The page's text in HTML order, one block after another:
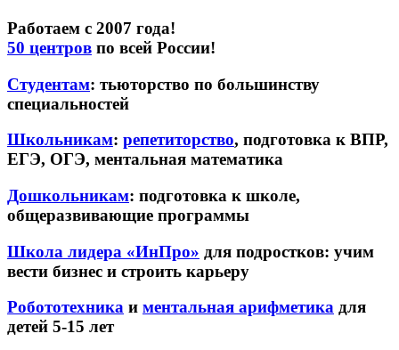
Работаем с 2007 года!
50 центров по всей России!
Студентам: тьюторство по большинству
специальностей
Школьникам: репетиторство, подготовка к ВПР,
ЕГЭ, ОГЭ, ментальная математика
Дошкольникам: подготовка к школе,
общеразвивающие программы
Школа лидера «ИнПро» для подростков: учим
вести бизнес и строить карьеру
Робототехника и ментальная арифметика для
детей 5-15 лет